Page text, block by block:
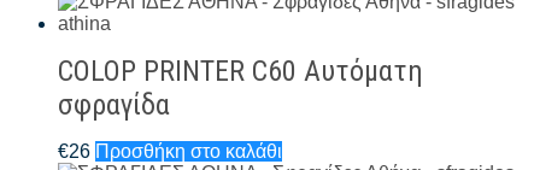
COLOP PRINTER C60 Αυτόματη
σφραγίδα
€26 Προσθήκη στο καλάθι